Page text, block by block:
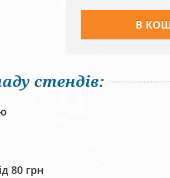
стендів:
80 грн